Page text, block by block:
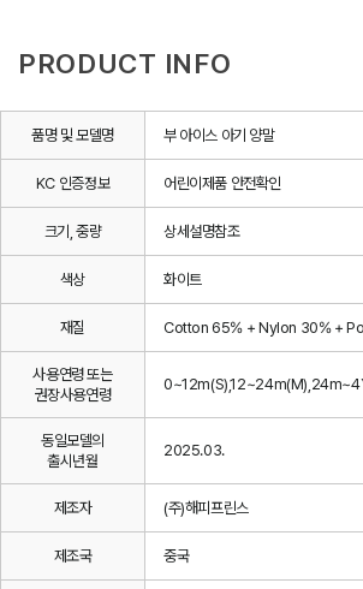
PRODUCT INFO
품명 및 모델명 부 아이스 아기 양말
KC 인증정보 어린이제품 안전확인
크기, 중량 상세설명참조
색상 화이트
재질 Cotton 65% + Nylon 30% +
사용연령 또는
권장사용연령
동일모델의
출시년월
2025.03.
제조자 (주)해피프린스
제조국 중국